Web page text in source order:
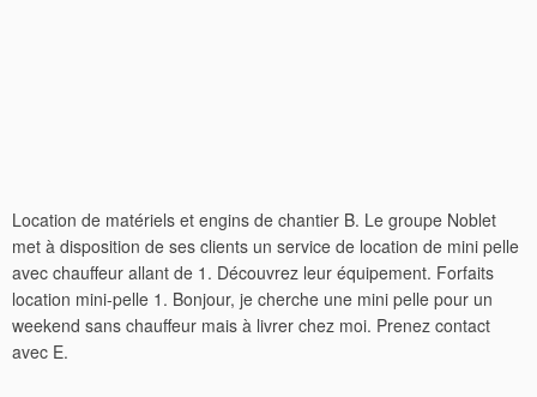
Location de matériels et engins de chantier B. Le groupe Noblet
met à disposition de ses clients un service de location de mini pelle
avec chauffeur allant de 1. Découvrez leur équipement. Forfaits
location mini-pelle 1. Bonjour, je cherche une mini pelle pour un
weekend sans chauffeur mais à livrer chez moi. Prenez contact
avec E.